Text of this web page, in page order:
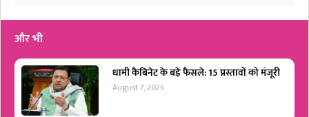
और भी
धामी कैबिनेट के बड़े फैसले: 15 प्रस्तावों को मंजूरी
August 7, 2026